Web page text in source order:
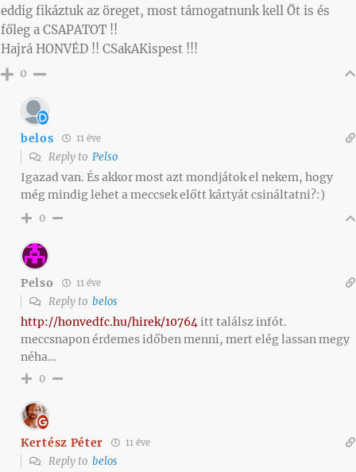
eddig fikáztuk az öreget, most támogatnunk kell Őt is és
főleg a CSAPATOT !!
Hajrá HONVÉD !! CSakAKispest !!!
0
belos 11 éve
Reply to Pelso
Igazad van. És akkor most azt mondjátok el nekem, hogy
még mindig lehet a meccsek előtt kártyát csináltatni?:)
0
Pelso 11 éve
Reply to belos
http://honvedfc.hu/hirek/10764itt találsz infót.
meccsnapon érdemes időben menni, mert elég lassan megy
néha…
0
Kertész Péter 11 éve
Reply to belos